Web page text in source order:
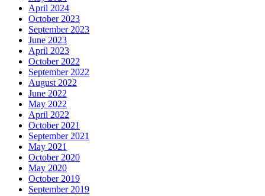
April 2024
October 2023
September 2023
June 2023
April 2023
October 2022
September 2022
August 2022
June 2022
May 2022
April 2022
October 2021
September 2021
May 2021
October 2020
May 2020
October 2019
September 2019